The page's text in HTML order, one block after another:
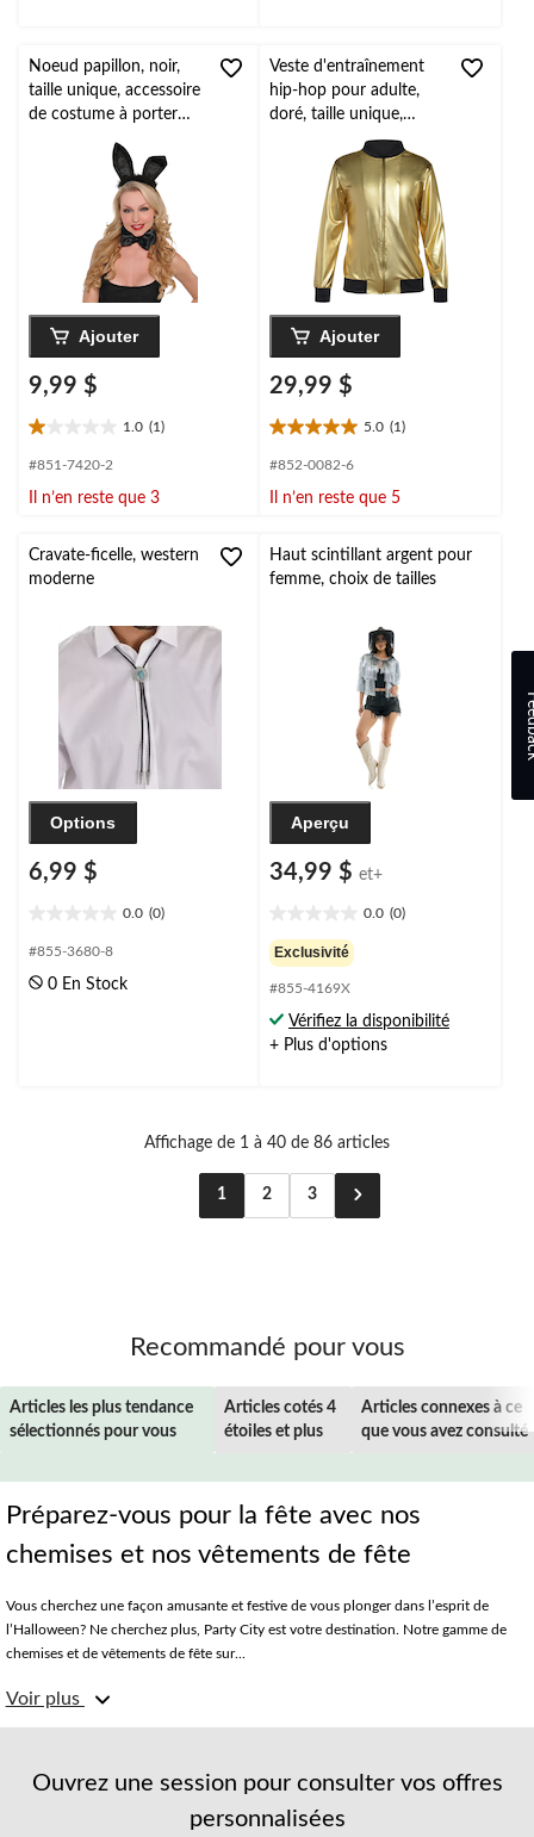
Noeud papillon, noir,
taille unique, accessoire
de costume à porter
pour l'Halloween
Ajouter
9,99 $
1.0 (1)
1.0
étoile(s)
5.
évaluation
#851-7420-2
Il n’en reste que 3
Veste d'entraînement
hip-hop pour adulte,
doré, taille unique,
accessoire de costume
à porter pour
l'Halloween
Ajouter
29,99 $
5.0 (1)
5.0
étoile(s)
5.
évaluation
#852-0082-6
Il n’en reste que 5
Cravate-ficelle, western
moderne
Options
6,99 $
0.0 (0)
étoile(s)
5.
#855-3680-8
0 En Stock
Haut scintillant argent pour
femme, choix de tailles
Aperçu
34,99 $ et+
0.0 (0)
étoile(s)
sur
5.
Exclusivité
#855-4169X
Vérifiez la disponibilité
+ Plus d'options
Affichage de 1 à 40 de 86 articles
1 2 3
Recommandé pour vous
Articles les plus tendance
sélectionnés pour vous
Articles cotés 4
étoiles et plus
Articles connexes à ce
que vous avez consulté
Préparez-vous pour la fête avec nos
chemises et nos vêtements de fête
Vous cherchez une façon amusante et festive de vous plonger dans l’esprit de
l’Halloween? Ne cherchez plus, Party City est votre destination. Notre gamme de
chemises et de vêtements de fête sur...
Que vous vous habilliez pour une fête effrayante ou que vous souhaitiez
simplement ajouter un coup de folie à votre tenue quotidienne, nous avons tout ce
bouffants et accessoires pour cheveux d'Halloween. Alors, n’attendez plus :
magasinez dès aujourd’hui notre sélection de chemises et autres vêtements sur le
Voir plus
Ouvrez une session pour consulter vos offres
personnalisées